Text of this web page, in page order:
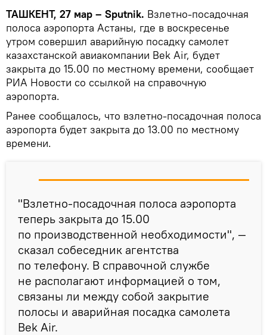
ТАШКЕНТ, 27 мар – Sputnik. Взлетно-посадочная
полоса аэропорта Астаны, где в воскресенье
утром совершил аварийную посадку самолет
казахстанской авиакомпании Bek Air, будет
закрыта до 15.00 по местному времени, сообщает
РИА Новости со ссылкой на справочную
аэропорта.
Ранее сообщалось, что взлетно-посадочная полоса
аэропорта будет закрыта до 13.00 по местному
времени.
"Взлетно-посадочная полоса аэропорта
теперь закрыта до 15.00
по производственной необходимости", —
сказал собеседник агентства
по телефону. В справочной службе
не располагают информацией о том,
связаны ли между собой закрытие
полосы и аварийная посадка самолета
Bek Air.